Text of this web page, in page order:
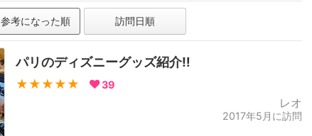
参考になった順 訪問日順
パリのディズニーグッズ紹介‼️
★★★★★ 39
レオ
2017年5月に訪問